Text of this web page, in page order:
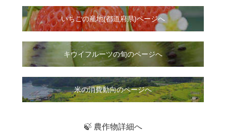
いちごの産地(都道府県)ページへ
キウイフルーツの旬のページへ
米の消費動向のページへ
🍃 農作物詳細へ